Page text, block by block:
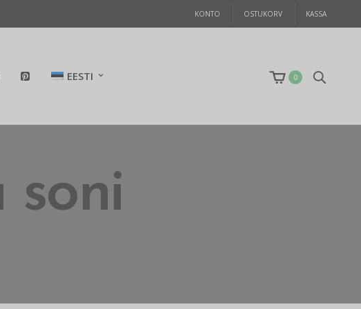
KONTO OSTUKORV KASSA
EESTI 0
soni